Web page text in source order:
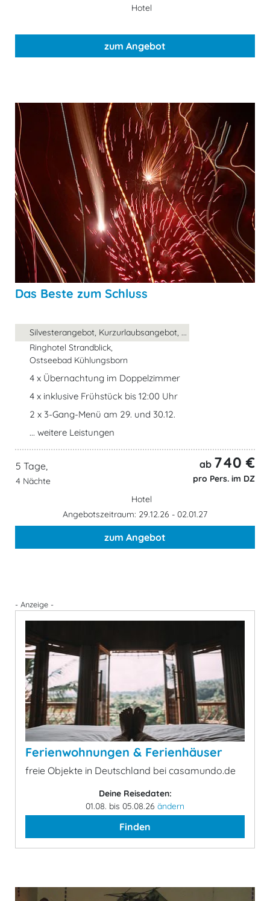
Hotel
zum Angebot
Das Beste zum Schluss
Silvesterangebot, Kurzurlaubsangebot, ...
Ringhotel Strandblick,
Ostseebad Kühlungsborn
4 x Übernachtung im Doppelzimmer
4 x inklusive Frühstück bis 12:00 Uhr
2 x 3-Gang-Menü am 29. und 30.12.
... weitere Leistungen
5 Tage,
4 Nächte
ab 740 €
pro Pers. im DZ
Hotel
Angebotszeitraum: 29.12.26 - 02.01.27
zum Angebot
- Anzeige -
Ferienwohnungen & Ferienhäuser
freie Objekte in Deutschland bei casamundo.de
Deine Reisedaten:
01.08. bis 05.08.26 ändern
Finden